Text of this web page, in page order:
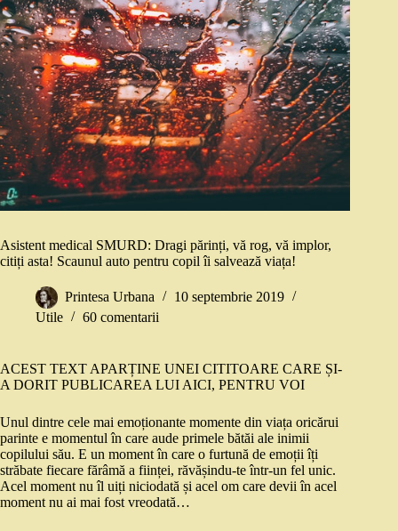
Asistent medical SMURD: Dragi părinți, vă rog, vă implor,
citiți asta! Scaunul auto pentru copil îi salvează viața!
Printesa Urbana
10 septembrie 2019
Utile
60 comentarii
ACEST TEXT APARȚINE UNEI CITITOARE CARE ȘI-
A DORIT PUBLICAREA LUI AICI, PENTRU VOI
Unul dintre cele mai emoționante momente din viața oricărui
parinte e momentul în care aude primele bătăi ale inimii
copilului său. E un moment în care o furtună de emoții îți
străbate fiecare fărâmă a ființei, răvășindu-te într-un fel unic.
Acel moment nu îl uiți niciodată și acel om care devii în acel
moment nu ai mai fost vreodată…